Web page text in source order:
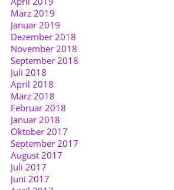
März 2019
Januar 2019
Dezember 2018
November 2018
September 2018
Juli 2018
April 2018
März 2018
Februar 2018
Januar 2018
Oktober 2017
September 2017
August 2017
Juli 2017
Juni 2017